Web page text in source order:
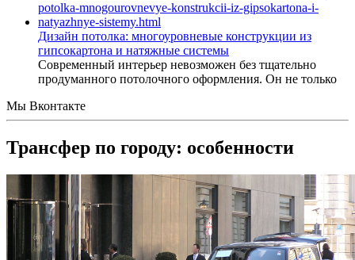
Дизайн потолка: многоуровневые конструкции из
гипсокартона и натяжные системы
Современный интерьер невозможен без тщательно
продуманного потолочного оформления. Он не только
Мы Вконтакте
Трансфер по городу: особенности